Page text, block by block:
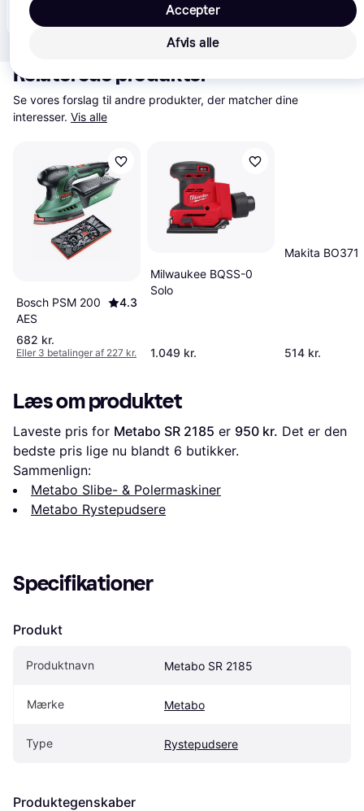
(ComputerSalg) Metabo SR 2185, Rystepudser, 22300 OPM, 84 dB, 73 dB, 3 dB, Vekselstrøm
Relaterede produkter
Se vores forslag til andre produkter, der matcher dine
interesser. Vis alle
Bosch PSM 200
AES
4.3
682 kr.
Eller 3 betalinger af 227 kr.
Milwaukee BQSS-0
Solo
1.049 kr.
Makita
514 kr.
Læs om produktet
Laveste pris for Metabo SR 2185 er 950 kr. Det er den
bedste pris lige nu blandt 6 butikker.
Sammenlign:
Metabo Slibe- & Polermaskiner
Metabo Rystepudsere
Specifikationer
Produkt
Produktnavn Metabo SR 2185
Mærke Metabo
Type Rystepudsere
Produktegenskaber
Afvis alle
Accepter